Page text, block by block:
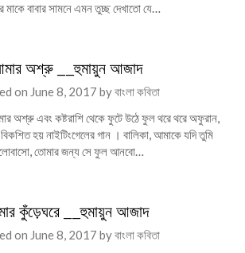
মাকে বাবার সামনে এমন তুচ্ছ দেখাতো যে…
অশ্রু __হুমায়ুন আজাদ
on June 8, 2017 byবাংলা কবিতা
অশ্রু এবং কষ্টরাশি থেকে ফুটে উঠে ফুল থরে থরে অফুরান,
হয় নাইটিংগেলের গান । বালিকা, আমাকে যদি তুমি
তোমার জন্য সে ফুল আনবো…
কুঁড়েঘরে __হুমায়ুন আজাদ
on June 8, 2017 byবাংলা কবিতা